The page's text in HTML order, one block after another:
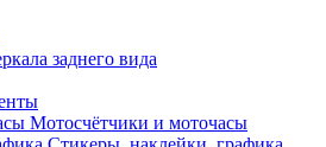
заднего вида
Мотосчётчики и моточасы